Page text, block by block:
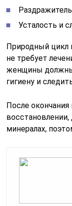
Усталость и
Природный цикл
не требует
женщины
гигиену и
После
минералах,